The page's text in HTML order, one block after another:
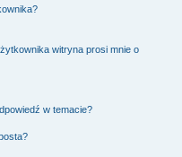
witryna prosi mnie o
w temacie?